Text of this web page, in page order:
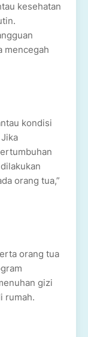
kesehatan
mencegah
kondisi
orang tua,”
orang tua
gizi
rumah.